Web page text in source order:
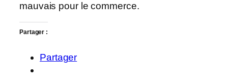
mauvais pour le commerce.
Partager :
Partager